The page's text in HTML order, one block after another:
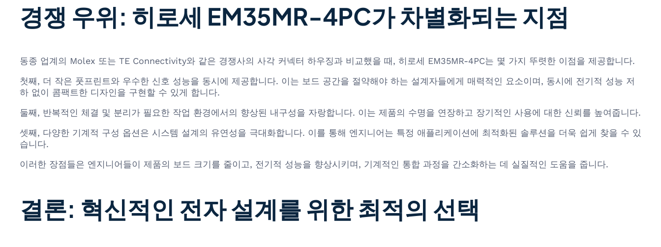
경쟁 우위: 히로세 EM35MR-4PC가 차별화되는 지점
동종 업계의 Molex 또는 TE Connectivity와 같은 경쟁사의 사각 커넥터 하우징과 비교했을 때, 히로세 EM35MR-4PC는 몇 가지 뚜렷한 이점을 제공합니다.
첫째, 더 작은 풋프린트와 우수한 신호 성능을 동시에 제공합니다. 이는 보드 공간을 절약해야 하는 설계자들에게 매력적인 요소이며, 동시에 전기적 성능 저
하 없이 콤팩트한 디자인을 구현할 수 있게 합니다.
둘째, 반복적인 체결 및 분리가 필요한 작업 환경에서의 향상된 내구성을 자랑합니다. 이는 제품의 수명을 연장하고 장기적인 사용에 대한 신뢰를 높여줍니다.
셋째, 다양한 기계적 구성 옵션은 시스템 설계의 유연성을 극대화합니다. 이를 통해 엔지니어는 특정 애플리케이션에 최적화된 솔루션을 더욱 쉽게 찾을 수 있
습니다.
이러한 장점들은 엔지니어들이 제품의 보드 크기를 줄이고, 전기적 성능을 향상시키며, 기계적인 통합 과정을 간소화하는 데 실질적인 도움을 줍니다.
결론: 혁신적인 전자 설계를 위한 최적의 선택